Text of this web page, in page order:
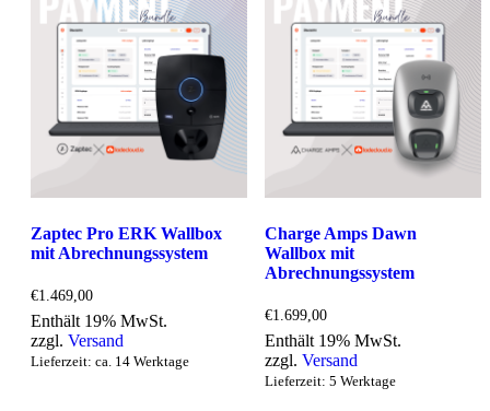
Zaptec Pro ERK Wallbox
mit Abrechnungssystem
€1.469,00
Enthält 19% MwSt.
zzgl. Versand
Lieferzeit: ca. 14 Werktage
Charge Amps Dawn
Wallbox mit
Abrechnungssystem
€1.699,00
Enthält 19% MwSt.
zzgl.Versand
Lieferzeit: 5 Werktage